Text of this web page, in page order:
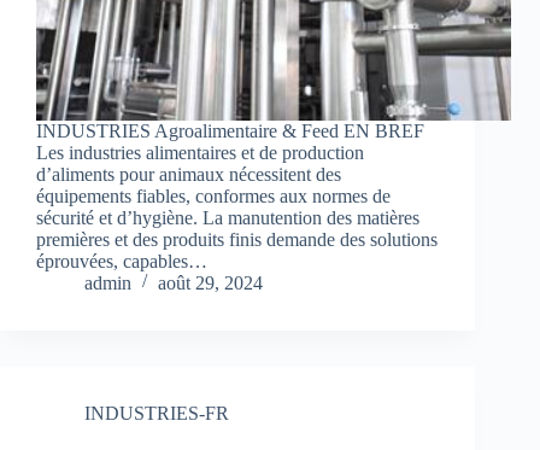
INDUSTRIES Agroalimentaire & Feed EN BREF
Les industries alimentaires et de production
d’aliments pour animaux nécessitent des
équipements fiables, conformes aux normes de
sécurité et d’hygiène. La manutention des matières
premières et des produits finis demande des solutions
éprouvées, capables…
admin
août 29, 2024
INDUSTRIES-FR